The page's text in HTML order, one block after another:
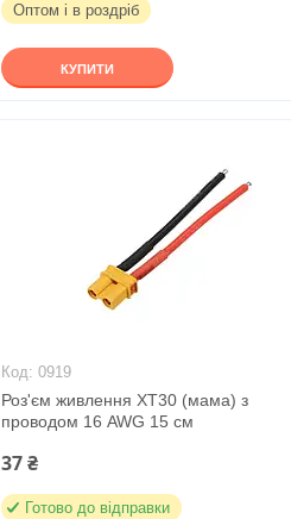
Оптом і в роздріб
КУПИТИ
0919
Роз'єм живлення XT30 (мама) з
проводом 16 AWG 15 см
37 ₴
Готово до відправки